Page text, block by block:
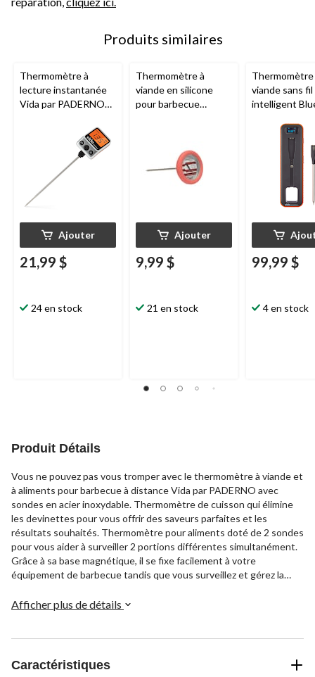
Produits similaires
Thermomètre à
lecture instantanée
Vida par PADERNO
Ajouter
21,99 $
24 en stock
Thermomètre à
viande en silicone
pour barbecue
Ajouter
9,99 $
21 en stock
Thermomètre
viande sans fil
intelligent
99,99 $
4 en stock
Produit Détails
Vous ne pouvez pas vous tromper avec le thermomètre à viande et
à aliments pour barbecue à distance Vida par PADERNO avec
sondes en acier inoxydable. Thermomètre de cuisson qui élimine
les devinettes pour vous offrir des saveurs parfaites et les
résultats souhaités. Thermomètre pour aliments doté de 2 sondes
pour vous aider à surveiller 2 portions différentes simultanément.
Grâce à sa base magnétique, il se fixe facilement à votre
équipement de barbecue tandis que vous surveillez et gérez la
Thermomètre polyvalent pour barbecue offrant 8 choix de viandes
vous préférez afin de réduire les risques de trop cuire ou de brûler.
Afficher plus de détails
Caractéristiques